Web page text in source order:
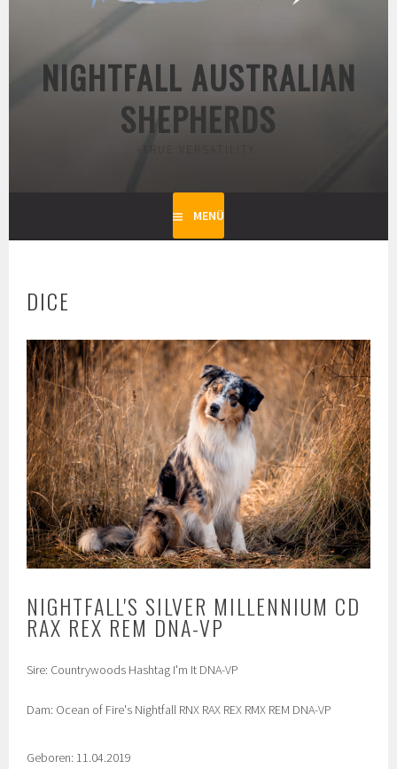
NIGHTFALL AUSTRALIAN
SHEPHERDS
MENÜ
DICE
NIGHTFALL'S SILVER MILLENNIUM CD
RAX REX REM DNA-VP
Sire: Countrywoods Hashtag I'm It DNA-VP
Dam: Ocean of Fire's Nightfall RNX RAX REX RMX REM DNA-VP
Geboren: 11.04.2019